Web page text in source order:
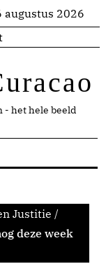
augustus 2026
- het hele beeld
Justitie /
deze week